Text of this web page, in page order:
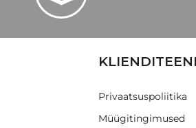
Privaatsuspoliitika
Müügitingimused